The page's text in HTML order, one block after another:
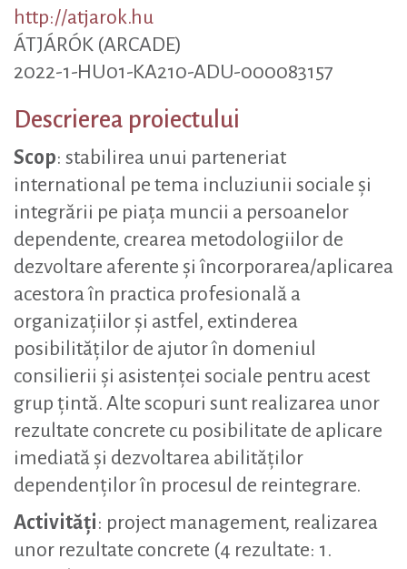
http://atjarok.hu
ÁTJÁRÓK (ARCADE)
2022-1-HU01-KA210-ADU-000083157
Descrierea proiectului
Scop: stabilirea unui parteneriat
international pe tema incluziunii sociale și
integrării pe piața muncii a persoanelor
dependente, crearea metodologiilor de
dezvoltare aferente și încorporarea/aplicarea
acestora în practica profesională a
organizațiilor și astfel, extinderea
posibilităților de ajutor în domeniul
consilierii și asistenței sociale pentru acest
grup țintă. Alte scopuri sunt realizarea unor
rezultate concrete cu posibilitate de aplicare
imediată și dezvoltarea abilităților
dependenților în procesul de reintegrare.
Activități: project management, realizarea
unor rezultate concrete (4 rezultate: 1.